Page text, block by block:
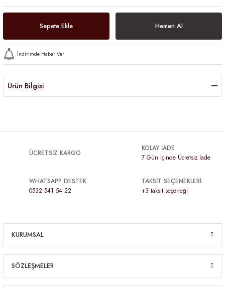
Sepete Ekle Hemen Al
İndirimde Haber Ver
Ürün Bilgisi
ÜCRETSİZ KARGO
KOLAY İADE
7 Gün İçinde Ücretsiz İade
WHATSAPP DESTEK
0532 541 54 22
TAKSİT SEÇENEKLERİ
+3 taksit seçeneği
KURUMSAL
SÖZLEŞMELER